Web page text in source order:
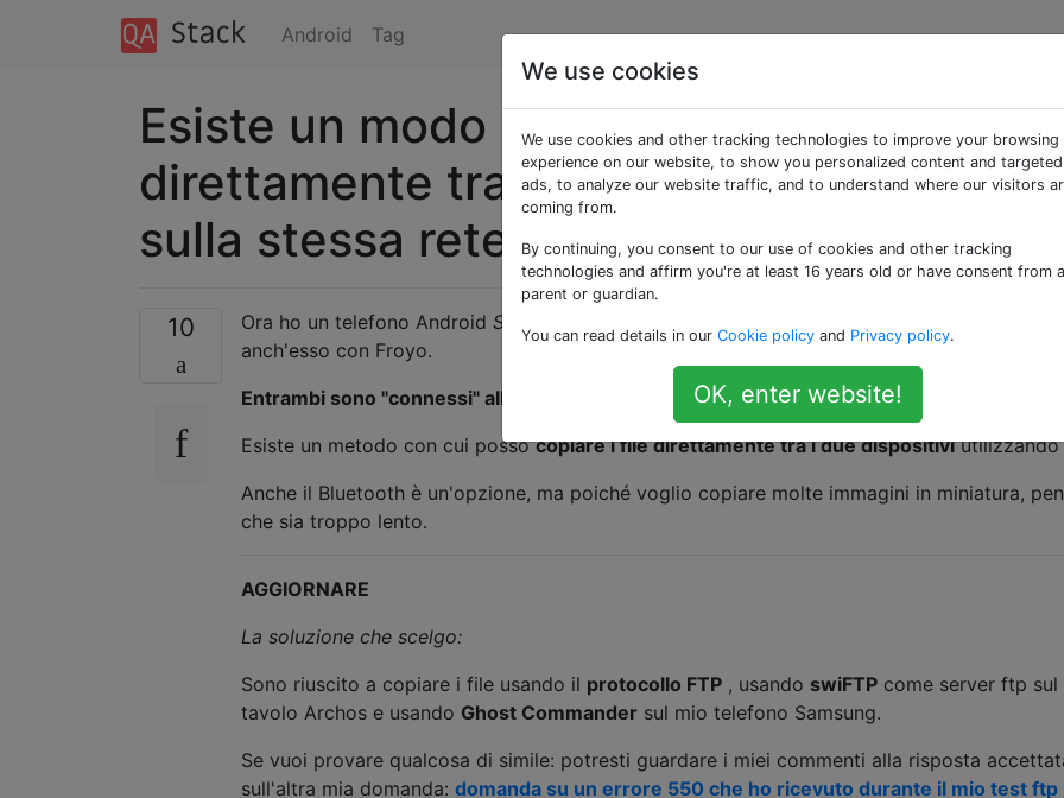
Android Tag
Esiste un modo per copiare i file
direttamente tra due dispositivi Android
sulla stessa rete Wi-Fi?
10 Ora ho un telefono Android Samsung Galaxy S
anch'esso con Froyo.
Entrambi sono "connessi" alla stessa rete domestica tramite wifi.
Esiste un metodo con cui possocopiare i file direttamente tra i due dispositiviutilizzando
Anche il Bluetooth è un'opzione, ma poiché voglio copiare molte immagini in miniatura,
che sia troppo lento.
AGGIORNARE
La soluzione che scelgo:
Sono riuscito a copiare i file usando il protocollo FTP , usando swiFTP come server ftp sul
tavolo Archos e usando Ghost Commander sul mio telefono Samsung.
Se vuoi provare qualcosa di simile: potresti guardare i miei commenti alla risposta
sull'altra mia domanda: domanda su un errore 550 che ho ricevuto durante il mio test ftp
We use cookies
We use cookies and other tracking technologies to improve your browsing
experience on our website, to show you personalized content and targeted
ads, to analyze our website traffic, and to understand where our visitors
coming from.
By continuing, you consent to our use of cookies and other tracking
technologies and affirm you're at least 16 years old or have consent from a
parent or guardian.
You can read details in our Cookie policy and Privacy policy.
OK, enter website!